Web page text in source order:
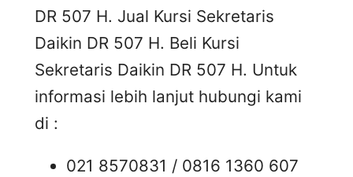
DR 507 H. Jual Kursi Sekretaris
Daikin DR 507 H. Beli Kursi
Sekretaris Daikin DR 507 H. Untuk
informasi lebih lanjut hubungi kami
di :
021 8570831 / 0816 1360 607